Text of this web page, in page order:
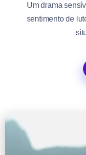
Um drama
sentimento de